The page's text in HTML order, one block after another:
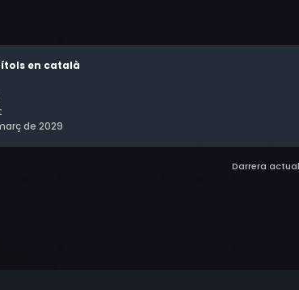
anys més de vida. Seguint la preparació d’un
propis pacients, el grup de rock del doctor,
Marina Rossell, Gerard Quintana o Carles
situació límit. I a la música, més que mai, com
en català
de 2029
Darrera